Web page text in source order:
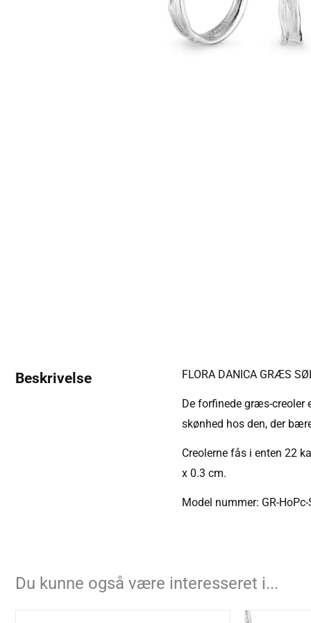
Beskrivelse FLORA DANICA GRÆS
De forfinede græs-creoler
skønhed hos den, der
Creolerne fås i enten 22
x 0.3 cm.
Model nummer: GR-HoPc-
Du kunne også være interesseret i...